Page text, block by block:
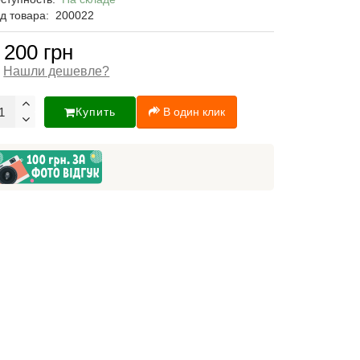
товара:
200022
грн
Нашли дешевле?
Купить В один клик